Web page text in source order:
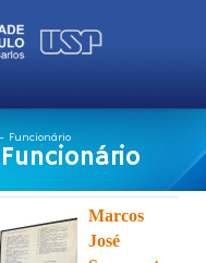
Funcionário
Marcos
José